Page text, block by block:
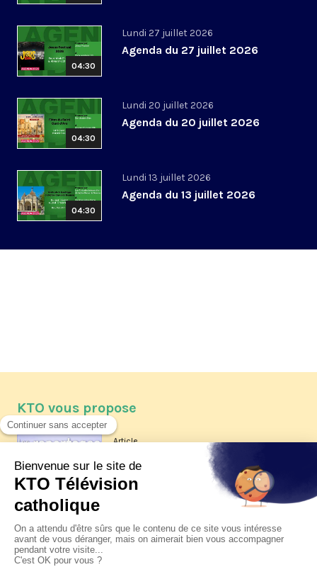
04:30
Lundi 27 juillet 2026
Agenda du 27 juillet 2026
04:30
Lundi 20 juillet 2026
Agenda du 20 juillet 2026
04:30
Lundi 13 juillet 2026
Agenda du 13 juillet 2026
KTO vous propose
Article
Les reportages d'été 2026 de KTO
La visite pastorale du pape Léon
XIV à Assise à suivre sur KTO le
jeudi 6 août